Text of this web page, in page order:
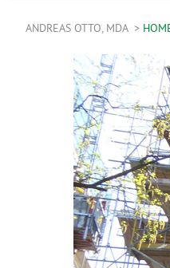
ANDREAS OTTO, MDA